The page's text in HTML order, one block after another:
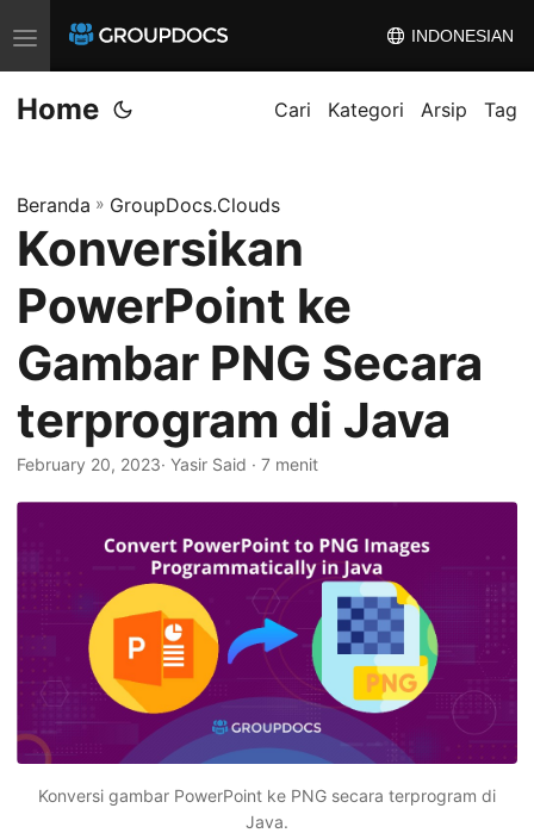
A
l
i
a
n
a
v
i
g
a
s
i
INDONESIAN
Home Cari Kategori Arsip Tag
Beranda » GroupDocs.Clouds
Konversikan
PowerPoint ke
Gambar PNG Secara
terprogram di Java
February 20, 2023· Yasir Said · 7 menit
Konversi gambar PowerPoint ke PNG secara terprogram di
Java.